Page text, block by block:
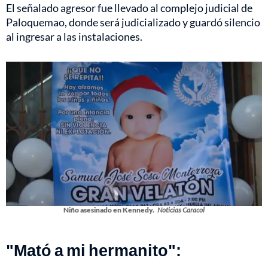
El señalado agresor fue llevado al complejo judicial de
Paloquemao, donde será judicializado y guardó silencio
al ingresar a las instalaciones.
Niño asesinado en Kennedy. Noticias Caracol
"Mató a mi hermanito":